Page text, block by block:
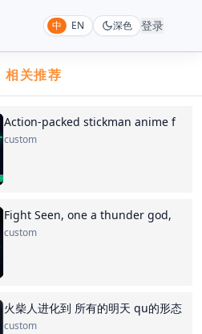
中 EN 深色 登录
相关推荐
Action-packed stickman anime f
custom
Fight Seen, one a thunder god,
custom
火柴人进化到 所有的明天 qu的形态
custom